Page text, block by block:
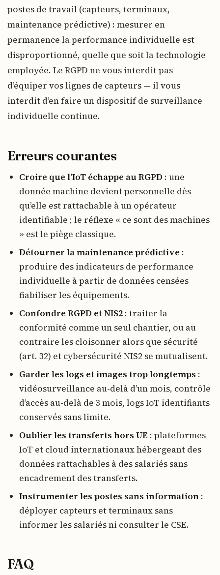
postes de travail (capteurs, terminaux,
maintenance prédictive) : mesurer en
permanence la performance individuelle est
disproportionné, quelle que soit la technologie
employée. Le RGPD ne vous interdit pas
d’équiper vos lignes de capteurs — il vous
interdit d’en faire un dispositif de surveillance
individuelle continue.
Erreurs courantes
Croire que l’IoT échappe au RGPD : une
donnée machine devient personnelle dès
qu’elle est rattachable à un opérateur
identifiable ; le réflexe « ce sont des machines
» est le piège classique.
Détourner la maintenance prédictive :
produire des indicateurs de performance
individuelle à partir de données censées
fiabiliser les équipements.
Confondre RGPD et NIS2 : traiter la
conformité comme un seul chantier, ou au
contraire les cloisonner alors que sécurité
(art. 32) et cybersécurité NIS2 se mutualisent.
Garder les logs et images trop longtemps :
vidéosurveillance au-delà d’un mois, contrôle
d’accès au-delà de 3 mois, logs IoT identifiants
conservés sans limite.
Oublier les transferts hors UE : plateformes
IoT et cloud internationaux hébergeant des
données rattachables à des salariés sans
encadrement des transferts.
Instrumenter les postes sans information :
déployer capteurs et terminaux sans
informer les salariés ni consulter le CSE.
FAQ